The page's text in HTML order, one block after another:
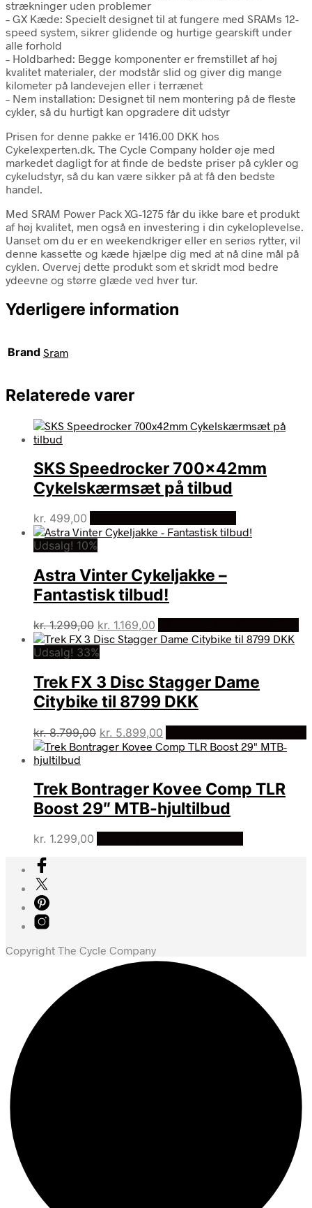
strækninger uden problemer
– GX Kæde: Specielt designet til at fungere med SRAMs 12-
speed system, sikrer glidende og hurtige gearskift under
alle forhold
– Holdbarhed: Begge komponenter er fremstillet af høj
kvalitet materialer, der modstår slid og giver dig mange
kilometer på landevejen eller i terrænet
– Nem installation: Designet til nem montering på de fleste
cykler, så du hurtigt kan opgradere dit udstyr
Prisen for denne pakke er 1416.00 DKK hos
Cykelexperten.dk. The Cycle Company holder øje med
markedet dagligt for at finde de bedste priser på cykler og
cykeludstyr, så du kan være sikker på at få den bedste
handel.
Med SRAM Power Pack XG-1275 får du ikke bare et produkt
af høj kvalitet, men også en investering i din cykeloplevelse.
Uanset om du er en weekendkriger eller en seriøs rytter, vil
denne kassette og kæde hjælpe dig med at nå dine mål på
cyklen. Overvej dette produkt som et skridt mod bedre
ydeevne og større glæde ved hver tur.
Yderligere information
Brand Sram
Relaterede varer
SKS Speedrocker 700x42mm
Cykelskærmsæt på tilbud
kr. 499,00
Udsalg! 10%
Astra Vinter Cykeljakke –
Fantastisk tilbud!
kr.1.299,00 Den
oprindelige
pris
kr. 1.299,00.
kr. 1.169,00
aktuelle
kr. 1.169,00.
Udsalg! 33%
Trek FX 3 Disc Stagger Dame
Citybike til 8799 DKK
kr.8.799,00 Den
oprindelige
kr. 8.799,00.
kr. 5.899,00
aktuelle
kr. 5.899,00.
Trek Bontrager Kovee Comp TLR
Boost 29″ MTB-hjultilbud
kr. 1.299,00
Copyright The Cycle Company